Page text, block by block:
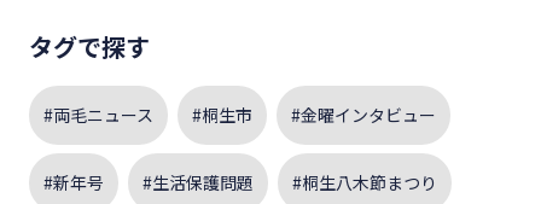
タグで探す
#両毛ニュース #桐生市 #金曜インタビュー
#新年号 #生活保護問題 #桐生八木節まつり